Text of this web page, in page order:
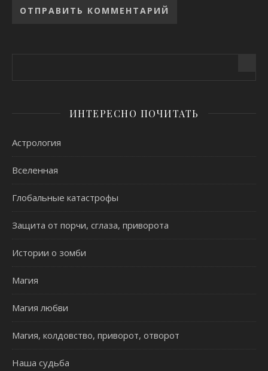
ИНТЕРЕСНО ПОЧИТАТЬ
Астрология
Вселенная
Глобальные катастрофы
Защита от порчи, сглаза, приворота
Истории о зомби
Магия
Магия любви
Магия, колдовство, приворот, отворот
Наша судьба